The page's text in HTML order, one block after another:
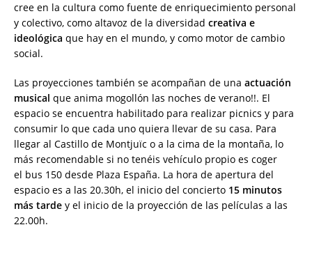
cree en la cultura como fuente de enriquecimiento personal
y colectivo, como altavoz de la diversidad creativa e
ideológica que hay en el mundo, y como motor de cambio
social.
Las proyecciones también se acompañan de una actuación
musical que anima mogollón las noches de verano!!. El
espacio se encuentra habilitado para realizar picnics y para
consumir lo que cada uno quiera llevar de su casa. Para
llegar al Castillo de Montjuïc o a la cima de la montaña, lo
más recomendable si no tenéis vehículo propio es coger
el bus 150 desde Plaza España. La hora de apertura del
espacio es a las 20.30h, el inicio del concierto 15 minutos
más tarde y el inicio de la proyección de las películas a las
22.00h.